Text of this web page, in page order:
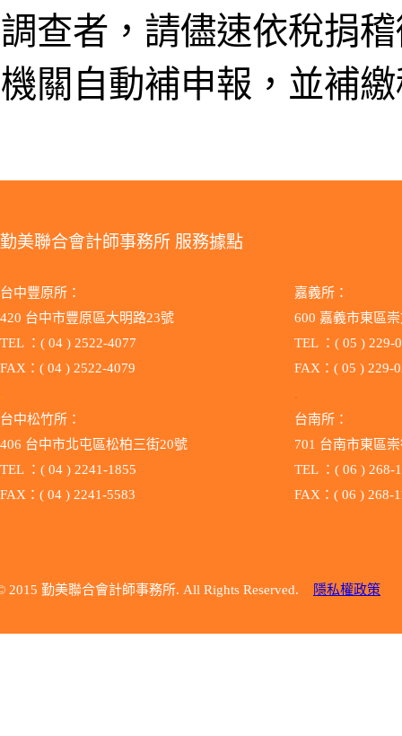
調查者，請儘速依稅捐
機關自動補申報，並補
勤美聯合會計師事務所 服務據點
台中豐原所：
420 台中市豐原區大明路23號
TEL ：( 04 ) 2522-4077
FAX：( 04 ) 2522-4079
.
台中松竹所：
406 台中市北屯區松柏三街20號
TEL ：( 04 ) 2241-1855
FAX：( 04 ) 2241-5583
嘉義所：
600 嘉義市東區
TEL ：( 05 ) 229-
FAX：( 05 ) 229-
.
台南所：
701 台南市東
TEL ：( 06 ) 268-
FAX：( 06 ) 268-
2015 勤美聯合會計師事務所. All Rights Reserved. 隱私權政策